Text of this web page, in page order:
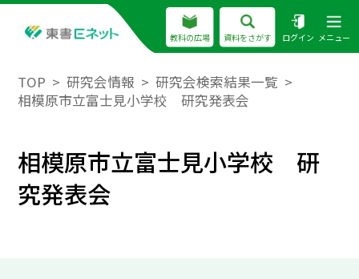
教科の広場 資料をさがす ログイン メニュー
TOP 研究会情報
研究会検索結果一覧
相模原市立富士見小学校 研究発表会
相模原市立富士見小学校 研
究発表会